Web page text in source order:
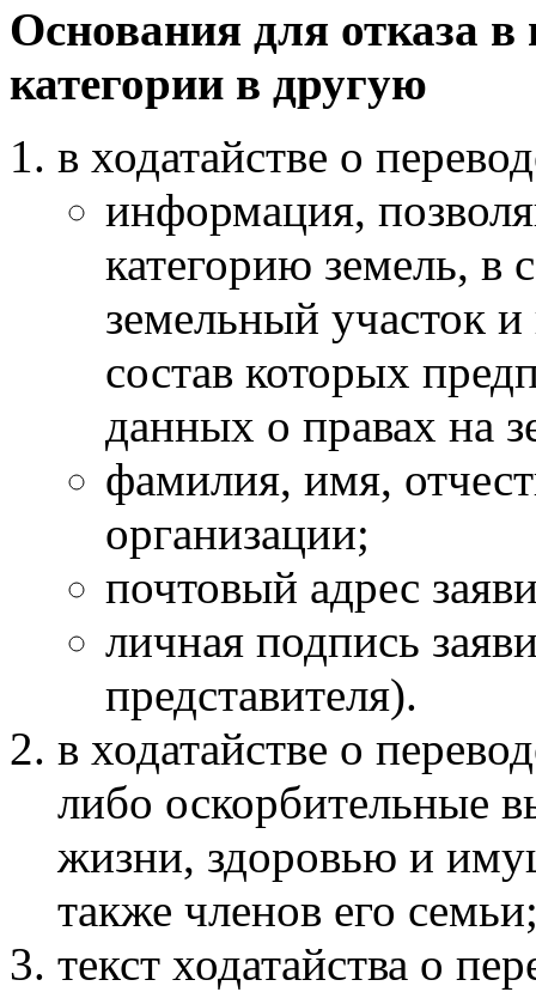
Основания для отказа в
категории в другую
в ходатайстве о
информация,
категорию земель, в
земельный участок
состав которых
данных о правах на
фамилия, имя,
организации;
почтовый адрес
личная подпись
представителя).
в ходатайстве о
либо оскорбительные
жизни, здоровью и
также членов его
текст ходатайства о